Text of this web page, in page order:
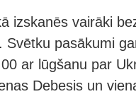
izskanēs vairāki
Svētku pasākumi
ar lūgšanu par
Debesis un